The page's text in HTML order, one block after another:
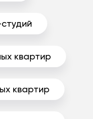
квартир
квартир